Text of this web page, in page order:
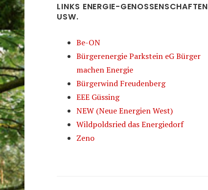
LINKS ENERGIE-GENOSSENSCHAFTEN
USW.
Be-ON
Bürgerenergie Parkstein eG Bürger
machen Energie
Bürgerwind Freudenberg
EEE Güssing
NEW (Neue Energien West)
Wildpoldsried das Energiedorf
Zeno